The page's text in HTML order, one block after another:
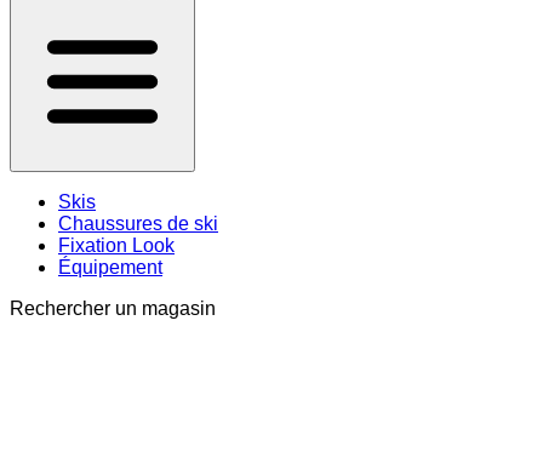
Skis
Chaussures de ski
Fixation Look
Équipement
Rechercher un magasin